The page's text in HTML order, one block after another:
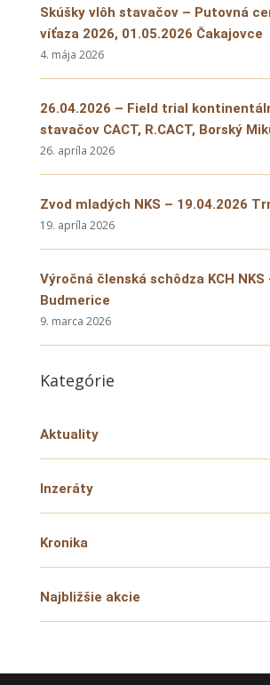
Skúšky vlôh stavačov – Putovná
víťaza 2026, 01.05.2026 Čakajovce
4. mája 2026
26.04.2026 – Field trial
stavačov CACT, R.CACT, Borský
26. apríla 2026
Zvod mladých NKS – 19.04.2026
19. apríla 2026
Výročná členská schôdza KCH NKS
Budmerice
9. marca 2026
Kategórie
Aktuality
Inzeráty
Kronika
Najbližšie akcie